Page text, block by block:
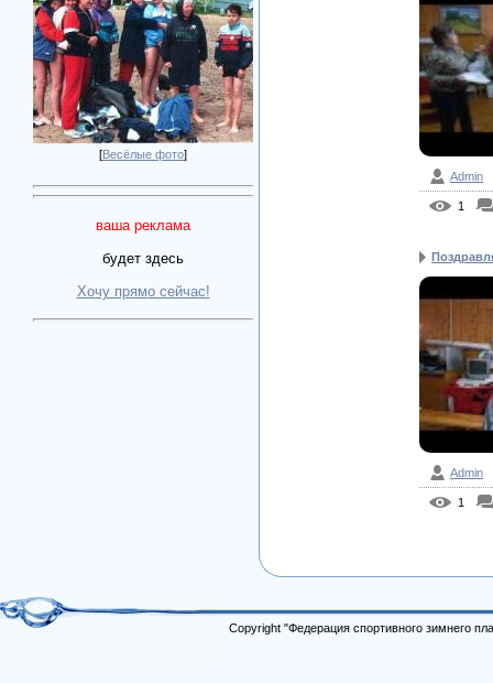
[Весёлые фото]
ваша реклама
будет здесь
Хочу прямо сейчас!
Admin
1
Admin
1
Copyright "Федерация спортивного зимнего